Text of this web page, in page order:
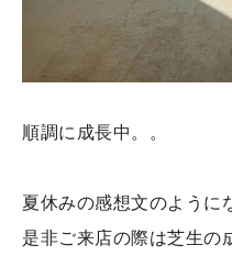
順調に成長中。。
夏休みの感想文のように
是非ご来店の際は芝生の